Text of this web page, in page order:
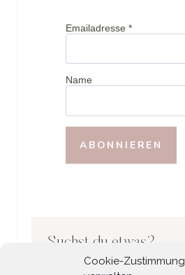
Cookie-Zustimmung
Emailadresse*
Name
Suchst du etwas?
Search